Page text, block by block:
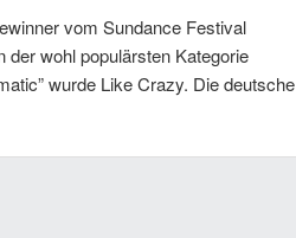
vom Sundance Festival
der wohl populärsten Kategorie
wurde Like Crazy. Die deutsche